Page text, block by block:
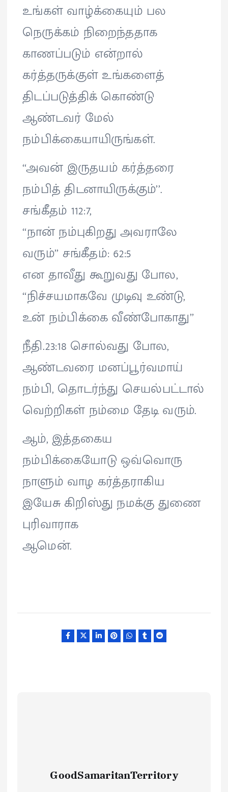
உங்கள் வாழ்க்கையும் பல
நெருக்கம் நிறைந்ததாக
காணப்படும் என்றால்
கர்த்தருக்குள் உங்களைத்
திடப்படுத்திக் கொண்டு
ஆண்டவர் மேல்
நம்பிக்கையாயிருங்கள்.
‘‘அவன் இருதயம் கர்த்தரை
நம்பித் திடனாயிருக்கும்’’.
சங்கீதம் 112:7,
‘‘நான் நம்புகிறது அவராலே
வரும்’’ சங்கீதம்: 62:5
என தாவீது கூறுவது போல,
‘‘நிச்சயமாகவே முடிவு உண்டு,
உன் நம்பிக்கை வீண்போகாது’’
நீதி.23:18 சொல்வது போல,
ஆண்டவரை மனப்பூர்வமாய்
நம்பி, தொடர்ந்து செயல்பட்டால்
வெற்றிகள் நம்மை தேடி வரும்.
ஆம், இத்தகைய
நம்பிக்கையோடு ஒவ்வொரு
நாளும் வாழ கர்த்தராகிய
இயேசு கிறிஸ்து நமக்கு துணை
புரிவாராக
ஆமென்.
GoodSamaritanTerritory